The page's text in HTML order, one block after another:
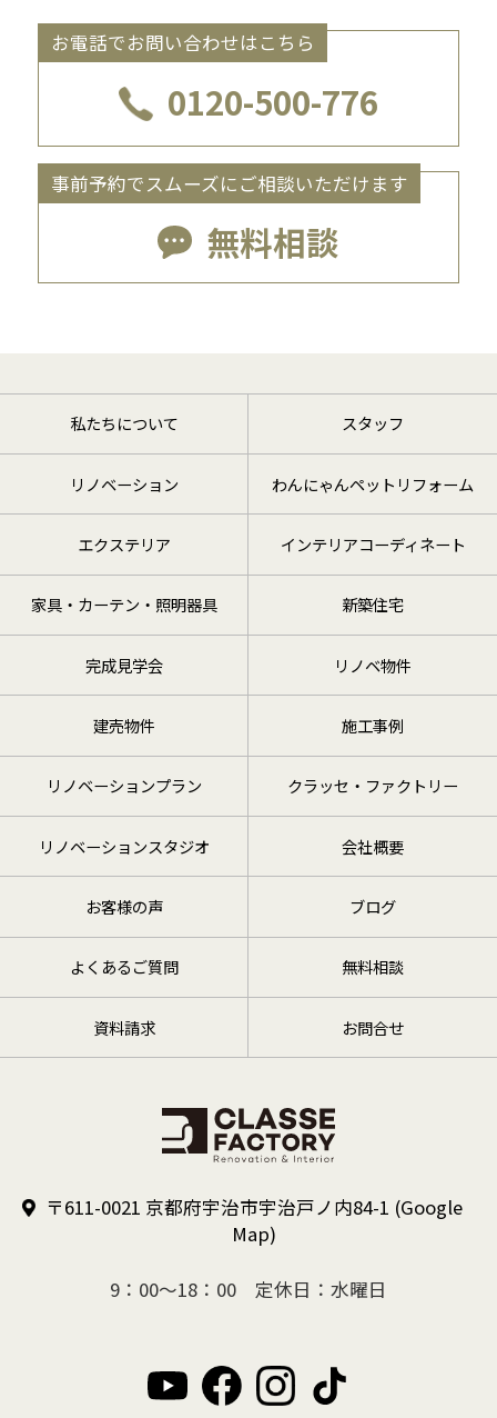
お電話でお問い合わせはこちら
0120-500-776
事前予約でスムーズにご相談いただけます
無料相談
私たちについて スタッフ
リノベーション わんにゃんペットリフォーム
エクステリア インテリアコーディネート
家具・カーテン・照明器具 新築住宅
完成見学会 リノベ物件
建売物件 施工事例
リノベーションプラン クラッセ・ファクトリー
リノベーションスタジオ 会社概要
お客様の声 ブログ
よくあるご質問 無料相談
資料請求 お問合せ
〒611-0021 京都府宇治市宇治戸ノ内84-1 (Google
Map)
9：00～18：00 定休日：水曜日